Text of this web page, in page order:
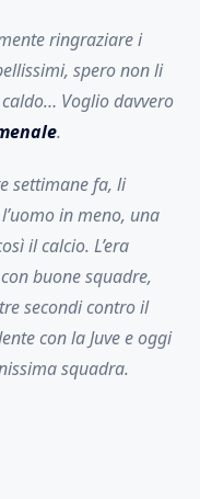
ringraziare i
spero non li
Voglio davvero
.
settimane fa, li
in meno, una
il calcio. L’era
buone squadre,
secondi contro il
con la Juve e oggi
squadra.